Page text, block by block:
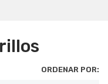
ORDENAR POR: